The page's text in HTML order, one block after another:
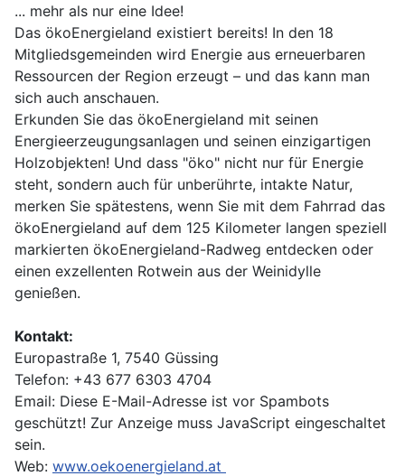
... mehr als nur eine Idee!
Das ökoEnergieland existiert bereits! In den 18
Mitgliedsgemeinden wird Energie aus erneuerbaren
Ressourcen der Region erzeugt – und das kann man
sich auch anschauen.
Erkunden Sie das ökoEnergieland mit seinen
Energieerzeugungsanlagen und seinen einzigartigen
Holzobjekten! Und dass "öko" nicht nur für Energie
steht, sondern auch für unberührte, intakte Natur,
merken Sie spätestens, wenn Sie mit dem Fahrrad das
ökoEnergieland auf dem 125 Kilometer langen speziell
markierten ökoEnergieland-Radweg entdecken oder
einen exzellenten Rotwein aus der Weinidylle
genießen.
Kontakt:
Europastraße 1, 7540 Güssing
Telefon: +43 677 6303 4704
Email: Diese E-Mail-Adresse ist vor Spambots
geschützt! Zur Anzeige muss JavaScript eingeschaltet
sein.
Web: www.oekoenergieland.at